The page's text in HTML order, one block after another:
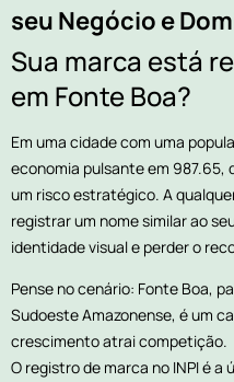
seu Negócio e
Sua marca está
em Fonte Boa?
Em uma cidade com uma
economia pulsante em 987.65,
um risco estratégico. A
registrar um nome similar ao
identidade visual e perder o
Pense no cenário: Fonte Boa,
Sudoeste Amazonense, é um
crescimento atrai competição.
O registro de marca no INPI é